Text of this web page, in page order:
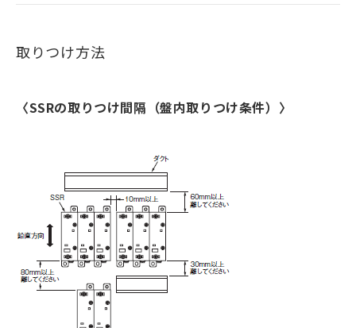
取りつけ方法
〈SSRの取りつけ間隔（盤内取りつけ条件）〉